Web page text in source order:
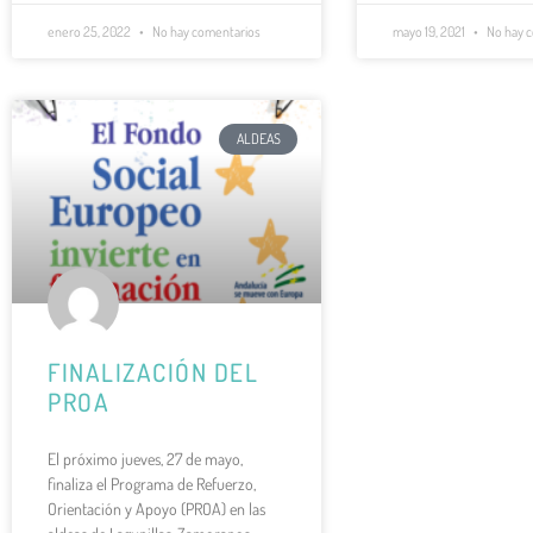
enero 25, 2022 No hay comentarios mayo 19, 2021 No hay
ALDEAS
FINALIZACIÓN DEL
PROA
El próximo jueves, 27 de mayo,
finaliza el Programa de Refuerzo,
Orientación y Apoyo (PROA) en las